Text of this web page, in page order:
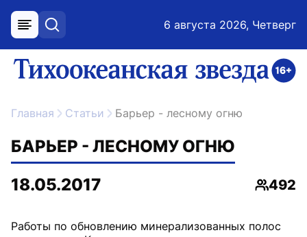
меню поиск 6 августа 2026, Четверг
ссылка на главную
Главная Статьи Барьер - лесному огню
БАРЬЕР - ЛЕСНОМУ ОГНЮ
18.05.2017
492
Работы по обновлению минерализованных полос